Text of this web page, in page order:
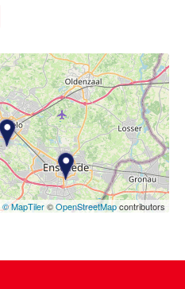
© MapTiler©OpenStreetMapcontributors